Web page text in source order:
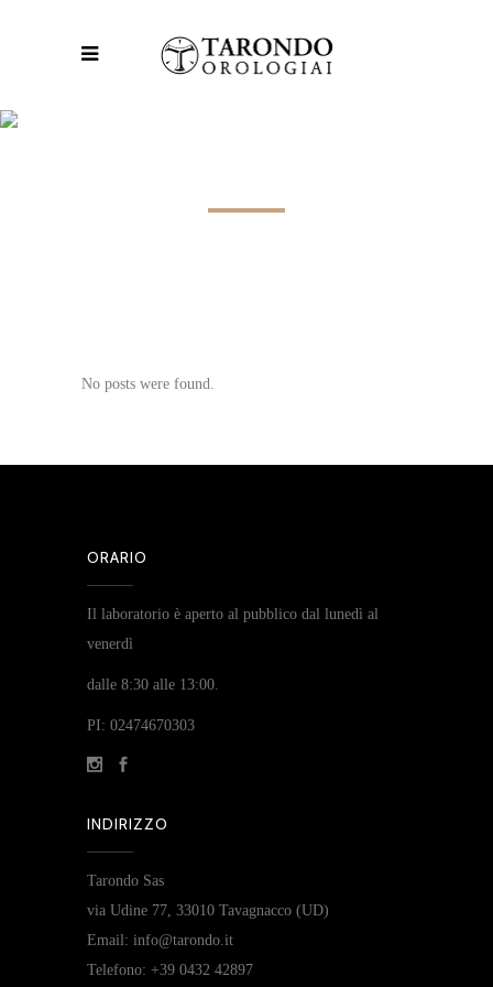
No posts were found.
ORARIO
Il laboratorio è aperto al pubblico dal lunedì al
venerdì
dalle 8:30 alle 13:00.
PI: 02474670303
INDIRIZZO
Tarondo Sas
via Udine 77, 33010 Tavagnacco (UD)
Email: info@tarondo.it
Telefono: +39 0432 42897